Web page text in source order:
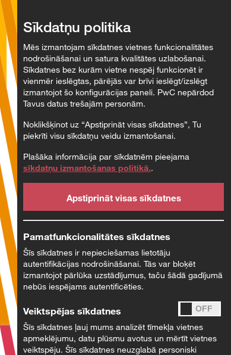
Latviešu
Meklēt
Sīkdatņu politika
Mēs izmantojam sīkdatnes vietnes funkcionalitātes
nodrošināšanai un satura kvalitātes uzlabošanai.
Sīkdatnes bez kurām vietne nespēj funkcionēt ir
vienmēr ieslēgtas, pārējās var brīvi ieslēgt/izslēgt
izmantojot šo konfigurācijas paneli. PwC nepārdod
Tavus datus trešajām personām.
Noklikšķinot uz “Apstiprināt visas sīkdatnes”, Tu
piekrīti visu sīkdatņu veidu izmantošanai.
Plašāka informācija par sīkdatnēm pieejama
sīkdatņu izmantošanas politikā..
Apstiprināt visas sīkdatnes
Pamatfunkcionalitātes sīkdatnes
Šīs sīkdatnes ir nepieciešamas lietotāju
autentifikācijas nodrošināšanai. Tās var bloķēt
izmantojot pārlūka uzstādījumus, taču šādā gadījumā
nebūs iespējams autentificēties.
Veiktspējas sīkdatnes
Šīs sīkdatnes ļauj mums analizēt tīmekļa vietnes
apmeklējumu, datu plūsmu avotus un mērtīt vietnes
veiktspēju. Šīs sīkdatnes neuzglabā personiski